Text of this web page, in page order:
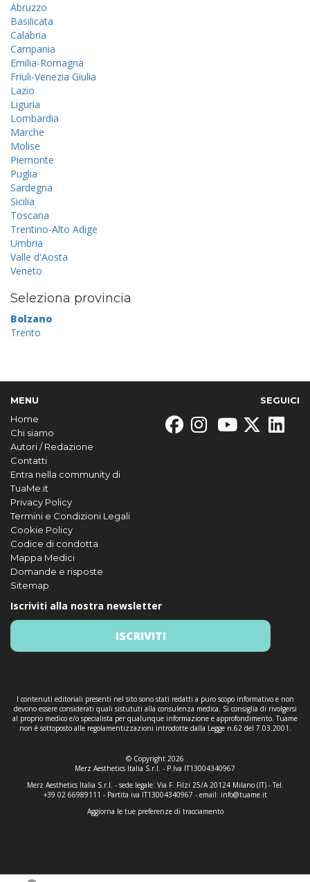
Abruzzo
Basilicata
Calabria
Campania
Emilia-Romagna
Friuli-Venezia Giulia
Lazio
Liguria
Lombardia
Marche
Molise
Piemonte
Puglia
Sardegna
Sicilia
Toscana
Trentino-Alto Adige
Umbria
Valle d'Aosta
Veneto
Seleziona provincia
Bolzano
Trento
MENU
Home
Chi siamo
Autori / Redazione
Contatti
Entra nella community di
TuaMe.it
Privacy Policy
Termini e Condizioni Legali
Cookie Policy
Codice di condotta
Mappa Medici
Domande e risposte
Sitemap
SEGUICI
Iscriviti alla nostra newsletter
ISCRIVITI
I contenuti editoriali presenti nel sito sono stati redatti a puro scopo informativo e non
devono essere considerati quali sistututi alla consulenza medica. Si consiglia di rivolgersi
al proprio medico e/o specialista per qualunque informazione e approfondimento. Tuame
non è sottoposto alle regolamentizzazioni introdotte dalla Legge n.62 del 7.03.2001.
© Copyright 2026
Merz Aesthetics Italia S.r.l. - P.Iva IT13004340967
Merz Aesthetics Italia S.r.l. - sede legale: Via F. Filzi 25/A 20124 Milano (IT) - Tel.
+39 02 66989111 - Partita iva IT13004340967 - email: info@tuame.it
Aggiorna le tue preferenze di tracciamento